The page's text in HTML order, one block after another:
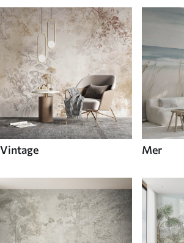
Vintage Mer